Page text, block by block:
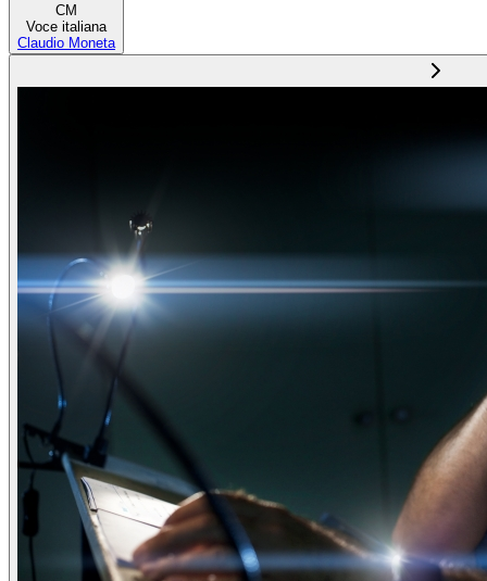
CM
Voce italiana
Claudio Moneta